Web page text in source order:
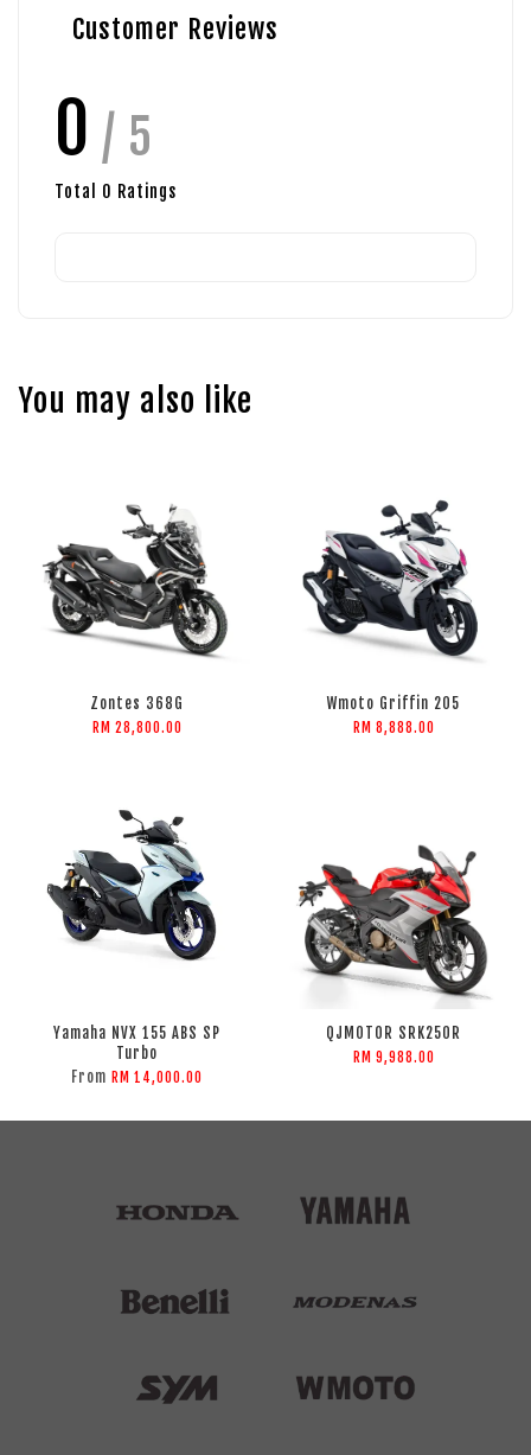
Customer Reviews
0 / 5
Total 0 Ratings
You may also like
Zontes 368G
RM 28,800.00
Wmoto Griffin 205
RM 8,888.00
Yamaha NVX 155 ABS SP
Turbo
From RM 14,000.00
QJMOTOR SRK250R
RM 9,988.00